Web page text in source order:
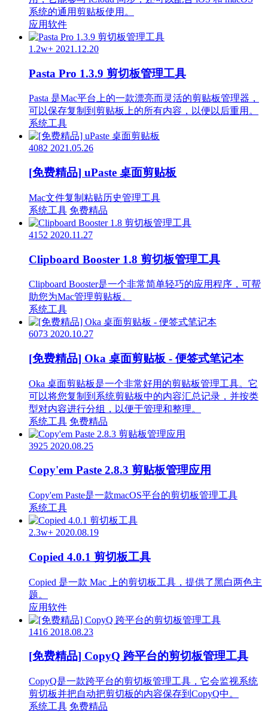
系统的通用剪贴板使用。
应用软件
1.2w+ 2021.12.20
Pasta Pro 1.3.9 剪切板管理工具
Pasta 是Mac平台上的一款漂亮而灵活的剪贴板管理器，
可以保存复制到剪贴板上的所有内容，以便以后重用。
系统工具
4082 2021.05.26
[免费精品] uPaste 桌面剪贴板
Mac文件复制粘贴历史管理工具
系统工具 免费精品
4152 2020.11.27
Clipboard Booster 1.8 剪切板管理工具
Clipboard Booster是一个非常简单轻巧的应用程序，可帮
助您为Mac管理剪贴板。
系统工具
6073 2020.10.27
[免费精品] Oka 桌面剪贴板 - 便签式笔记本
Oka 桌面剪贴板是一个非常好用的剪贴板管理工具。它
可以将您复制到系统剪贴板中的内容汇总记录，并按类
型对内容进行分组，以便于管理和整理。
系统工具 免费精品
3925 2020.08.25
Copy'em Paste 2.8.3 剪贴板管理应用
Copy'em Paste是一款macOS平台的剪切板管理工具
系统工具
2.3w+ 2020.08.19
Copied 4.0.1 剪切板工具
Copied 是一款 Mac 上的剪切板工具，提供了黑白两色主
题。
应用软件
1416 2018.08.23
[免费精品] CopyQ 跨平台的剪切板管理工具
CopyQ是一款跨平台的剪切板管理工具，它会监视系统
剪切板并把自动把剪切板的内容保存到CopyQ中。
系统工具 免费精品